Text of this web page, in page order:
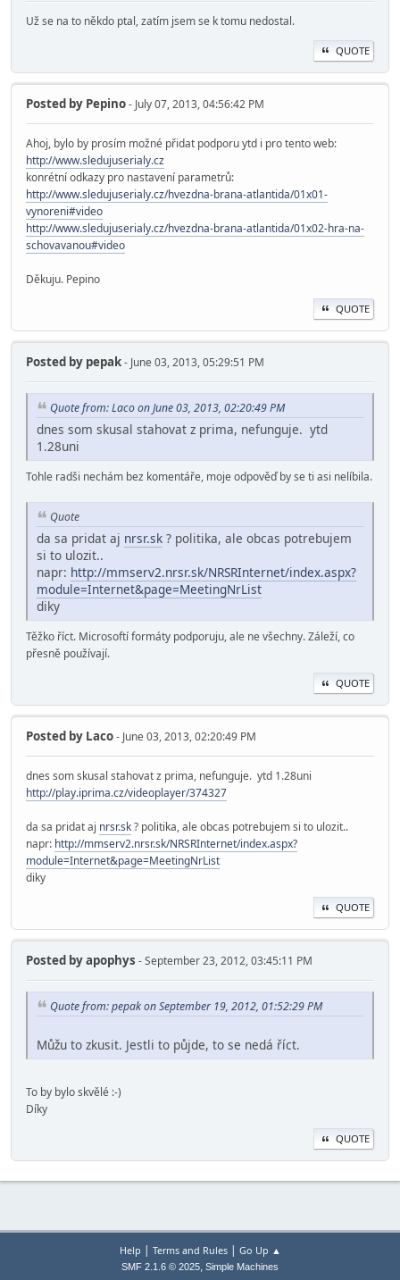
Už se na to někdo ptal, zatím jsem se k tomu nedostal.
QUOTE
Posted by Pepino- July 07, 2013, 04:56:42 PM
Ahoj, bylo by prosím možné přidat podporu ytd i pro tento web:
http://www.sledujuserialy.cz
konrétní odkazy pro nastavení parametrů:
http://www.sledujuserialy.cz/hvezdna-brana-atlantida/01x01-
vynoreni#video
http://www.sledujuserialy.cz/hvezdna-brana-atlantida/01x02-hra-na-
schovavanou#video
Děkuju. Pepino
QUOTE
Posted by pepak- June 03, 2013, 05:29:51 PM
Quote from: Laco on June 03, 2013, 02:20:49 PM
dnes som skusal stahovat z prima, nefunguje. ytd
1.28uni
Tohle radši nechám bez komentáře, moje odpověď by se ti asi nelíbila.
Quote
da sa pridat aj nrsr.sk ? politika, ale obcas potrebujem
si to ulozit..
napr: http://mmserv2.nrsr.sk/NRSRInternet/index.aspx?
module=Internet&page=MeetingNrList
diky
Těžko říct. Microsoftí formáty podporuju, ale ne všechny. Záleží, co
přesně používají.
QUOTE
Posted by Laco- June 03, 2013, 02:20:49 PM
dnes som skusal stahovat z prima, nefunguje. ytd 1.28uni
http://play.iprima.cz/videoplayer/374327
da sa pridat aj nrsr.sk? politika, ale obcas potrebujem si to ulozit..
napr: http://mmserv2.nrsr.sk/NRSRInternet/index.aspx?
module=Internet&page=MeetingNrList
diky
QUOTE
Posted byapophys - September 23, 2012, 03:45:11 PM
Quote from: pepak on September 19, 2012, 01:52:29 PM
Můžu to zkusit. Jestli to půjde, to se nedá říct.
To by bylo skvělé :-)
Díky
QUOTE
Help | Terms and Rules| Go Up ▲
SMF 2.1.6 © 2025, Simple Machines